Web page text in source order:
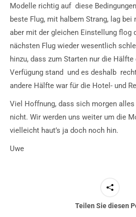
Modelle richtig auf diese
beste Flug, mit halbem Strang, lag bei
aber mit der gleichen Einstellung flog
nächsten Flug wieder wesentlich
hinzu, dass zum Starten nur die
Verfügung stand und es deshalb
andere Hälfte war für die Hotel- und
Viel Hoffnung, dass sich morgen
nicht. Wir werden uns weiter um die
vielleicht haut’s ja doch noch hin.
Uwe
Teilen Sie diesen